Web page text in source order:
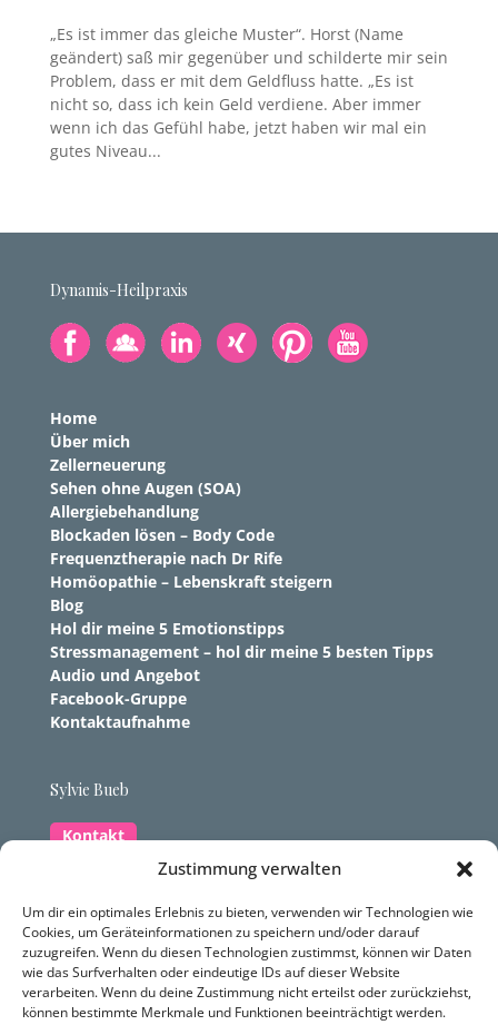
Zustimmung verwalten
Um dir ein optimales Erlebnis zu bieten, verwenden wir Technologien wie
Cookies, um Geräteinformationen zu speichern und/oder darauf
zuzugreifen. Wenn du diesen Technologien zustimmst, können wir Daten
wie das Surfverhalten oder eindeutige IDs auf dieser Website
verarbeiten. Wenn du deine Zustimmung nicht erteilst oder zurückziehst,
können bestimmte Merkmale und Funktionen beeinträchtigt werden.
„Es ist immer das gleiche Muster“. Horst (Name
geändert) saß mir gegenüber und schilderte mir sein
Problem, dass er mit dem Geldfluss hatte. „Es ist
nicht so, dass ich kein Geld verdiene. Aber immer
wenn ich das Gefühl habe, jetzt haben wir mal ein
gutes Niveau...
Dynamis-Heilpraxis
Home
Über mich
Zellerneuerung
Sehen ohne Augen (SOA)
Allergiebehandlung
Blockaden lösen – Body Code
Frequenztherapie nach Dr Rife
Homöopathie – Lebenskraft steigern
Blog
Hol dir meine 5 Emotionstipps
Stressmanagement – hol dir meine 5 besten Tipps
Audio und Angebot
Facebook-Gruppe
Kontaktaufnahme
Sylvie Bueb
Kontakt
Zum Rebösch 42, 88662 Überlingen-Hödingen
07551 834 9925
contact@dynamis-heilpraxis.com
Datenschutzerklärung